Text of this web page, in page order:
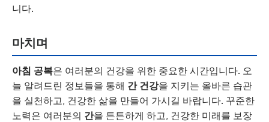
니다.
마치며
아침 공복은 여러분의 건강을 위한 중요한 시간입니다. 오
늘 알려드린 정보들을 통해 간 건강을 지키는 올바른 습관
을 실천하고, 건강한 삶을 만들어 가시길 바랍니다. 꾸준한
노력은 여러분의 간을 튼튼하게 하고, 건강한 미래를 보장